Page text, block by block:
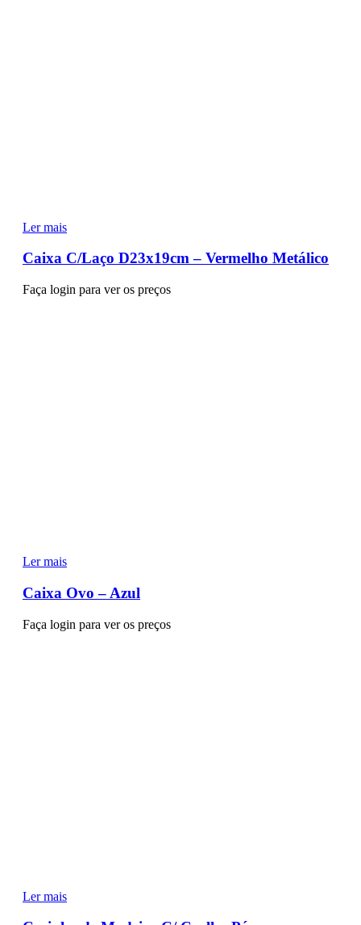
Ler mais
Caixa C/Laço D23x19cm – Vermelho Metálico
Faça login para ver os preços
Ler mais
Caixa Ovo – Azul
Faça login para ver os preços
Ler mais